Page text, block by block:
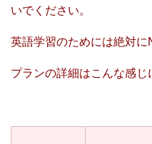
いでください。
英語学習のためには絶対に
プランの詳細はこんな感じ